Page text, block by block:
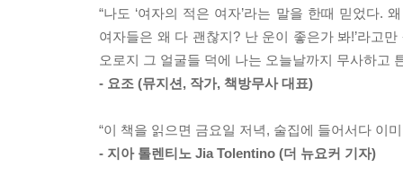
우정이라는 관계는 우리의 미래에 하등 도움이
고 변함없이 서로를 돌보고 있다. 우리가 그러고
하고 보여주고 있다.
여성의 우정을 둘러싼 편견을 걷어내고 그 가치를
케일린은 여성들이 헤어질 때 “집에 도착하면 문
남았을 때 느끼는 불안감, 친구들을 만난 후 느끼
사실을 『집에 도착하면 문자해』는 담담하게 보
“나도 ‘여자의 적은 여자’라는 말을 한때 믿었다.
여자들은 왜 다 괜찮지? 난 운이 좋은가 봐!’라고
오로지 그 얼굴들 덕에 나는 오늘날까지 무사하고
- 요조 (뮤지션, 작가, 책방무사 대표)
“이 책을 읽으면 금요일 저녁, 술집에 들어서다 이
- 지아 톨렌티노 Jia Tolentino (더 뉴요커 기자)